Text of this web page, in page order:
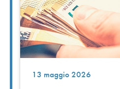
13 maggio 2026